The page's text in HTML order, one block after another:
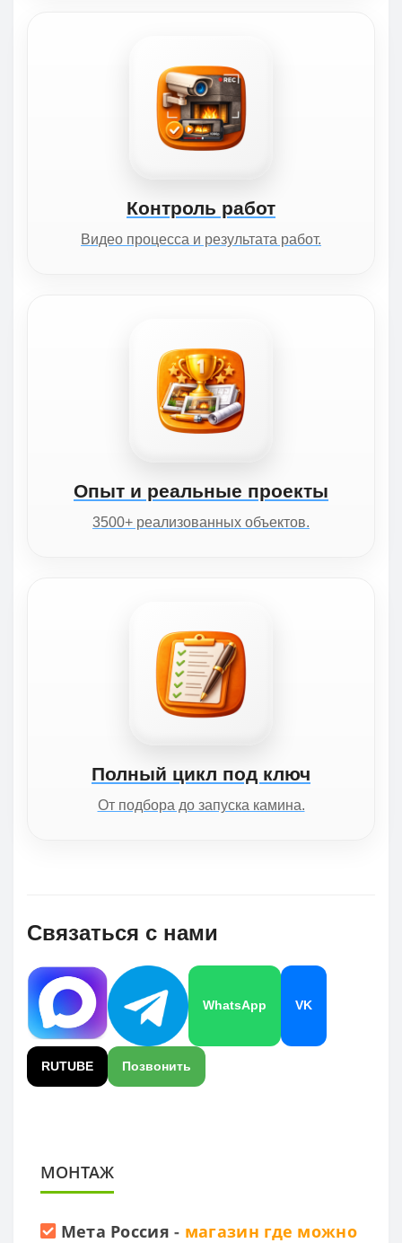
Контроль работ
Видео процесса и результата работ.
Опыт и реальные проекты
3500+ реализованных объектов.
Полный цикл под ключ
От подбора до запуска камина.
Связаться с нами
WhatsApp VK
RUTUBE Позвонить
МОНТАЖ
Мета Россия - магазин где можно